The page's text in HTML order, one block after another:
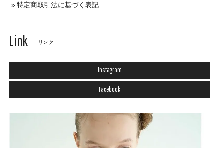
特定商取引法に基づく表記
Link リンク
Instagram
Facebook